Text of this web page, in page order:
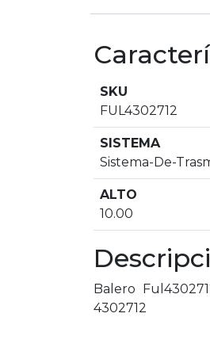
SKU
FUL4302712
SISTEMA
Sistema-De-
ALTO
10.00
Balero
4302712